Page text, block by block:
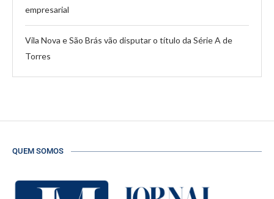
empresarial
Vila Nova e São Brás vão disputar o título da Série A de
Torres
QUEM SOMOS